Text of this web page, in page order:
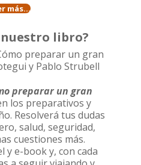
más...
nuestro libro?
preparar un gran
los preparativos y
Resolverá tus dudas
salud, seguridad,
cuestiones más.
y e-book y, con cada